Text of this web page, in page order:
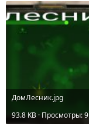
ДомЛесник.jpg
93.8 KB · Просмотры: 9